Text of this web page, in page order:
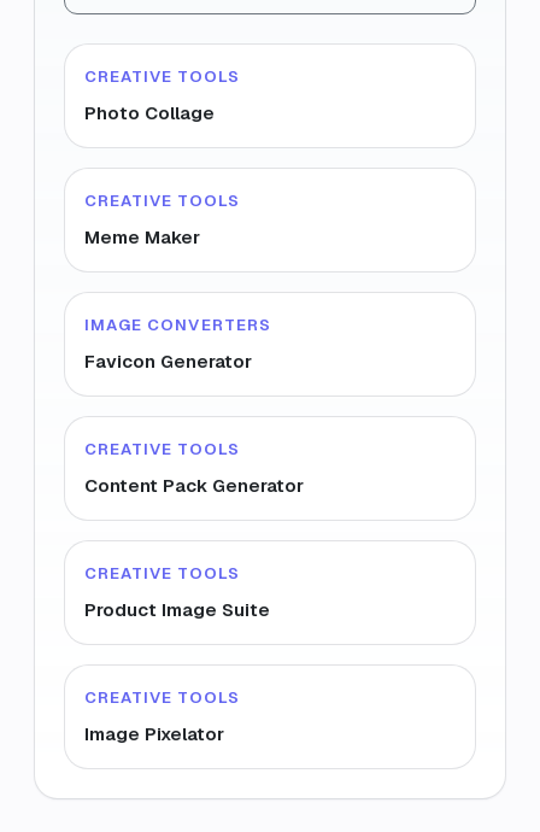
CREATIVE TOOLS
Photo Collage
CREATIVE TOOLS
Meme Maker
IMAGE CONVERTERS
Favicon Generator
CREATIVE TOOLS
Content Pack Generator
CREATIVE TOOLS
Product Image Suite
CREATIVE TOOLS
Image Pixelator